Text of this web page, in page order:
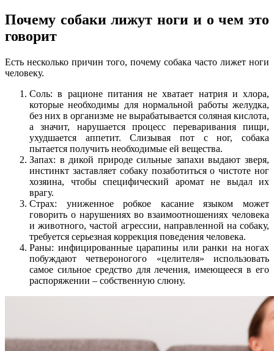
Почему собаки лижут ноги и о чем это
говорит
Есть несколько причин того, почему собака часто лижет ноги
человеку.
Соль: в рационе питания не хватает натрия и хлора,
которые необходимы для нормальной работы желудка,
без них в организме не вырабатывается соляная кислота,
а значит, нарушается процесс переваривания пищи,
ухудшается аппетит. Слизывая пот с ног, собака
пытается получить необходимые ей вещества.
Запах: в дикой природе сильные запахи выдают зверя,
инстинкт заставляет собаку позаботиться о чистоте ног
хозяина, чтобы специфический аромат не выдал их
врагу.
Страх: униженное робкое касание языком может
говорить о нарушениях во взаимоотношениях человека
и животного, частой агрессии, направленной на собаку,
требуется серьезная коррекция поведения человека.
Раны: инфицированные царапины или ранки на ногах
побуждают четвероногого «целителя» использовать
самое сильное средство для лечения, имеющееся в его
распоряжении – собственную слюну.